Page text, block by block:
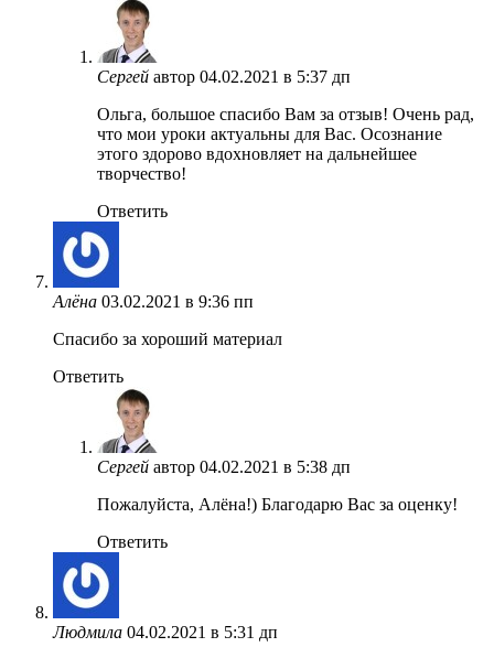
Сергей автор 04.02.2021 в 5:37 дп
Ольга, большое спасибо Вам за отзыв! Очень рад,
что мои уроки актуальны для Вас. Осознание
этого здорово вдохновляет на дальнейшее
творчество!
Ответить
Алёна 03.02.2021 в 9:36 пп
Спасибо за хороший материал
Ответить
Сергей автор 04.02.2021 в 5:38 дп
Пожалуйста, Алёна!) Благодарю Вас за оценку!
Ответить
Людмила 04.02.2021 в 5:31 дп